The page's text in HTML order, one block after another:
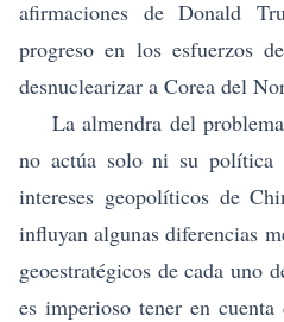
afirmaciones de Donald
progreso en los esfuerzos
desnuclearizar a Corea del
La almendra del
no actúa solo ni su política
intereses geopolíticos de
influyan algunas diferencias
geoestratégicos de cada uno
es imperioso tener en